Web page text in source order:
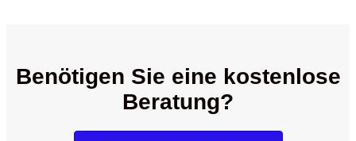
Benötigen Sie eine kostenlose
Beratung?